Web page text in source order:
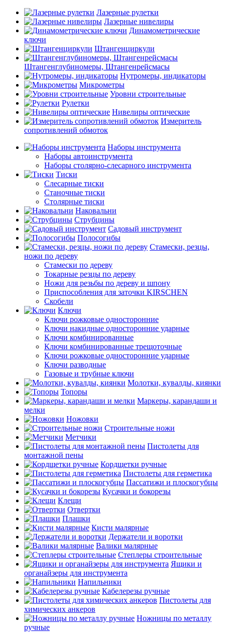
Лазерные рулетки
Лазерные нивелиры
Динамометрические
ключи
Штангенциркули
Штангенглубиномеры, Штангенрейсмасы
Нутромеры, индикаторы
Микрометры
Уровни строительные
Рулетки
Нивелиры оптические
Измеритель
сопротивлений обмоток
Наборы инструмента
Наборы автоинструмента
Наборы столярно-слесарного инструмента
Тиски
Слесарные тиски
Станочные тиски
Столярные тиски
Наковальни
Струбцины
Садовый инструмент
Полосогибы
Стамески, резцы,
ножи по дереву
Стамески по дереву
Токарные резцы по дереву
Ножи для резьбы по дереву и шпону
Приспособления для заточки KIRSCHEN
Скобели
Ключи
Ключи рожковые односторонние
Ключи накидные односторонние ударные
Ключи комбинированные
Ключи комбинированные трещоточные
Ключи рожковые односторонние ударные
Ключи разводные
Газовые и трубные ключи
Молотки, кувалды, киянки
Топоры
Маркеры, карандаши и
мелки
Ножовки
Строительные ножи
Метчики
Пистолеты для
монтажной пены
Кордщетки ручные
Пистолеты для герметика
Пассатижи и плоскогубцы
Кусачки и бокорезы
Клещи
Отвертки
Плашки
Кисти малярные
Держатели и воротки
Валики малярные
Степлеры строительные
Ящики и
органайзеры для инструмента
Напильники
Кабелерезы ручные
Пистолеты для
химических анкеров
Ножницы по металлу
ручные